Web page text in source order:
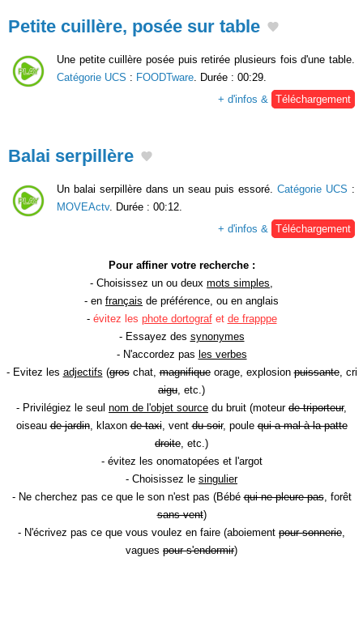
Petite cuillère, posée sur table
Une petite cuillère posée puis retirée plusieurs fois d'une table.
Catégorie UCS : FOODTware . Durée : 00:29.
+ d'infos &
Téléchargement
Balai serpillère
Un balai serpillère dans un seau puis essoré. Catégorie UCS :
MOVEActv. Durée : 00:12.
+ d'infos &
Téléchargement
Pour affiner votre recherche :
- Choisissez un ou deux mots simples
- en français de préférence, ou en anglais
- évitez les phote dortografet de frapppe
- Essayez des synonymes
- N'accordez pas les verbes
- Evitez les adjectifs (groschat,magnifiqueorage, explosionpuissante, cri
aigu , etc.)
- Privilégiez le seul nom de l'objet source du bruit (moteur de triporteur,
oiseaude jardin, klaxonde taxi, ventdu soir, poulequi a mal à la patte
droite , etc.)
- évitez les onomatopées et l'argot
- Choisissez le singulier
- Ne cherchez pas ce que le son n'est pas (Bébéqui ne pleure pas, forêt
sans vent)
- N'écrivez pas ce que vous voulez en faire (aboiement pour sonnerie
vagues pour s'endormir)